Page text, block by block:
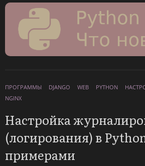
ПРОГРАММЫ DJANGO WEB PYTHON
NGINX
Настройка
(логирования) в
примерами